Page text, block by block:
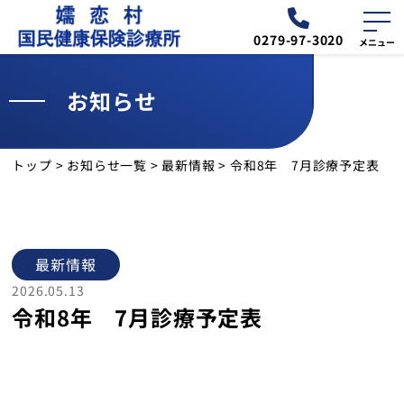
0279-97-3020
診療所について
外来のご案内
お知らせ
トップ > お知らせ一覧 >最新情報 >令和8年 7月診療予定表
最新情報
2026.05.13
令和8年 7月診療予定表